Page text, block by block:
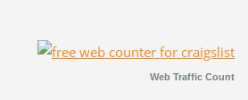
Web Traffic Count